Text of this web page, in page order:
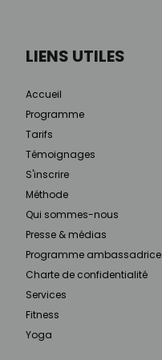
LIENS UTILES
Accueil
Programme
Tarifs
Témoignages
S'inscrire
Méthode
Qui sommes-nous
Presse & médias
Programme ambassadrice
Charte de confidentialité
Services
Fitness
Yoga